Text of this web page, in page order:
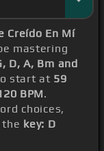
Creído En Mí
mastering
D, A, Bm and
start at 59
BPM.
choices,
key: D